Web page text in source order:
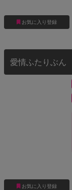
お気に入り登録
愛情ふたりぶん
お気に入り登録